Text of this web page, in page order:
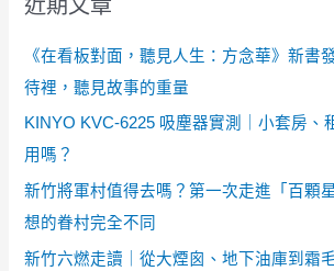
近期文章
《在看板對面，聽見人生：方念華》新書
待裡，聽見故事的重量
KINYO KVC-6225 吸塵器實測｜小套房、
用嗎？
新竹將軍村值得去嗎？第一次走進「百顆
想的眷村完全不同
新竹六燃走讀｜從大煙囪、地下油庫到霜